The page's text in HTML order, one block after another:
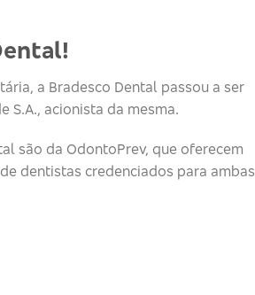
a Bradesco Dental passou a ser
S.A., acionista da mesma.
são da OdontoPrev, que oferecem
dentistas credenciados para ambas